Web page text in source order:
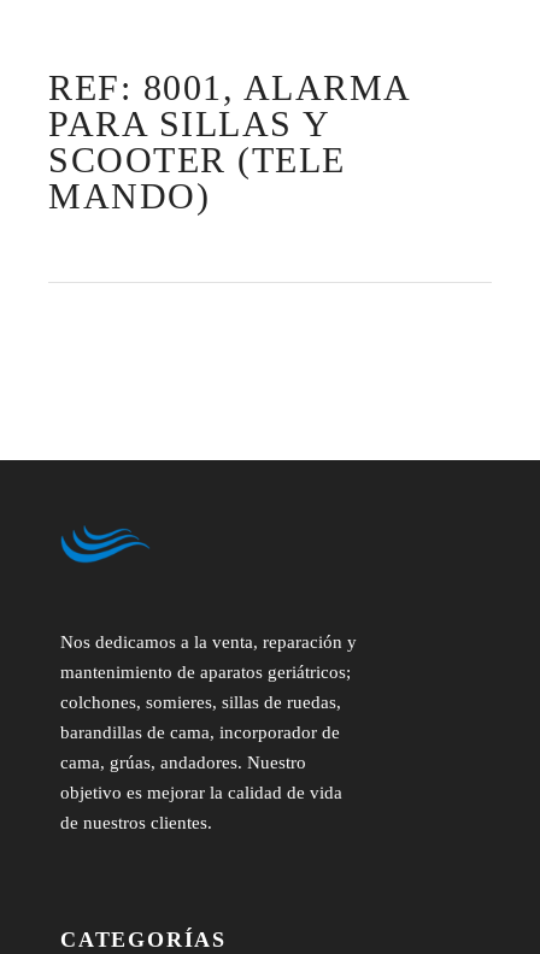
REF: 8001, ALARMA
PARA SILLAS Y
SCOOTER (TELE
MANDO)
Nos dedicamos a la venta, reparación y
mantenimiento de aparatos geriátricos;
colchones, somieres, sillas de ruedas,
barandillas de cama, incorporador de
cama, grúas, andadores. Nuestro
objetivo es mejorar la calidad de vida
de nuestros clientes.
CATEGORÍAS